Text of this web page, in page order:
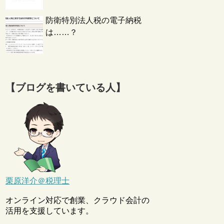
防衛特別法人税の電子納税
は……？
【ブログを書いている人】
栗原洋介＠税理士
オンライン対応で創業、クラウド会計の
活用を支援しています。